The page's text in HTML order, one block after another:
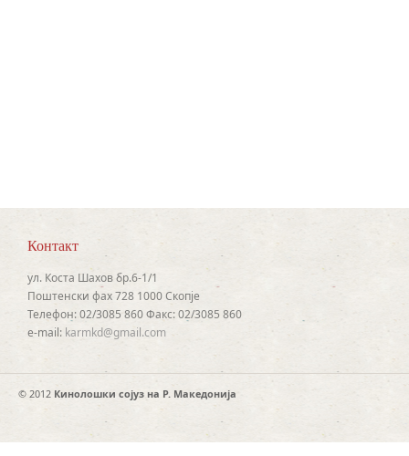
Контакт
ул. Коста Шахов бр.6-1/1
Поштенски фах 728 1000 Скопје
Телефон: 02/3085 860 Факс: 02/3085 860
e-mail: karmkd@gmail.com
© 2012 Кинолошки сојуз на Р. Македонија